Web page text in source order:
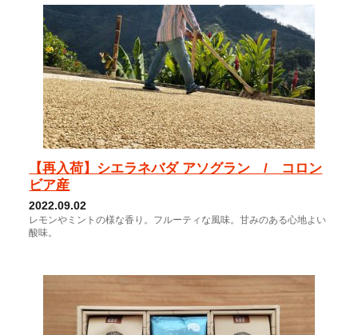
【再入荷】シエラネバダ アソグラン / コロン
ビア産
2022.09.02
レモンやミントの様な香り。フルーティな風味。甘みのある心地よい
酸味。